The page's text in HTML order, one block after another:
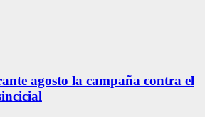
agosto la campaña contra el